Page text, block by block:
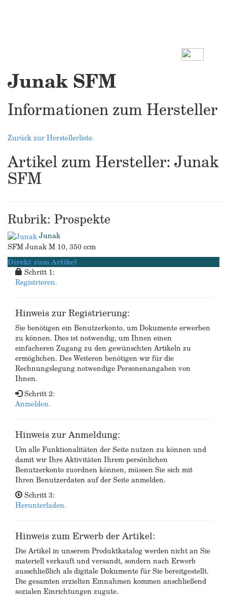
Junak SFM
Informationen zum Hersteller
Zurück zur Herstellerliste.
Artikel zum Hersteller: Junak
SFM
Rubrik: Prospekte
Junak
SFM Junak M 10, 350 ccm
Direkt zum Artikel
Schritt 1:
Registrieren.
Hinweis zur Registrierung:
Sie benötigen ein Benutzerkonto, um Dokumente erwerben
zu können. Dies ist notwendig, um Ihnen einen
einfacheren Zugang zu den gewünschten Artikeln zu
ermöglichen. Des Weiteren benötigen wir für die
Rechnungslegung notwendige Personenangaben von
Ihnen.
Schritt 2:
Anmelden.
Hinweis zur Anmeldung:
Um alle Funktionalitäten der Seite nutzen zu können und
damit wir Ihre Aktivitäten Ihrem persönlichen
Benutzerkonto zuordnen können, müssen Sie sich mit
Ihren Benutzerdaten auf der Seite anmelden.
Schritt 3:
Herunterladen.
Hinweis zum Erwerb der Artikel:
Die Artikel in unserem Produktkatalog werden nicht an Sie
materiell verkauft und versandt, sondern nach Erwerb
ausschließlich als digitale Dokumente für Sie bereitgestellt.
Die gesamten erzielten Einnahmen kommen anschließend
sozialen Einrichtungen zugute.